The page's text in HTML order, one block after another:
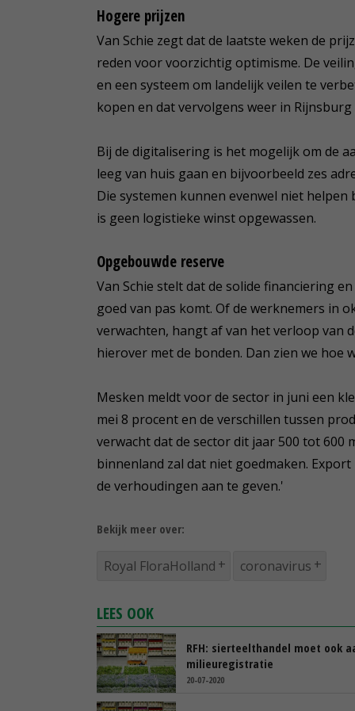
Hogere prijzen
Van Schie zegt dat de laatste weken de
reden voor voorzichtig optimisme. De
en een systeem om landelijk veilen te
kopen en dat vervolgens weer in
Bij de digitalisering is het mogelijk om de
leeg van huis gaan en bijvoorbeeld zes
Die systemen kunnen evenwel niet
is geen logistieke winst opgewassen.
Opgebouwde reserve
Van Schie stelt dat de solide financiering
goed van pas komt. Of de werknemers in
verwachten, hangt af van het verloop van
hierover met de bonden. Dan zien we hoe
Mesken meldt voor de sector in juni een
mei 8 procent en de verschillen tussen
verwacht dat de sector dit jaar 500 tot
binnenland zal dat niet goedmaken.
de verhoudingen aan te geven.'
Bekijk meer over:
Royal FloraHolland coronavirus
LEES OOK
RFH: sierteelthandel moet ook
milieuregistratie
20-07-2020